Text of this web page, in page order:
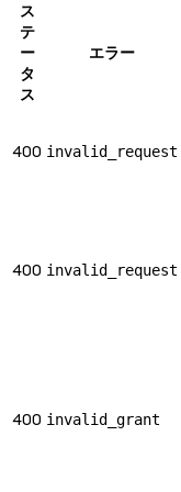
ス
テ
ー
タ
ス
エラー
400 invalid_request
400 invalid_request
400 invalid_grant